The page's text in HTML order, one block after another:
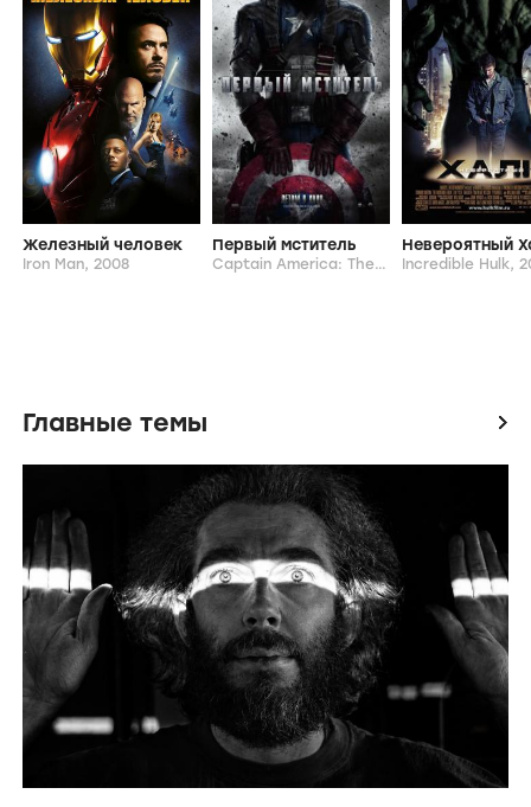
Железный человек
Iron Man, 2008
Первый мститель
Captain America: The First Avenger, 2011
Невероятный
Incredible Hulk,
Главные темы icon